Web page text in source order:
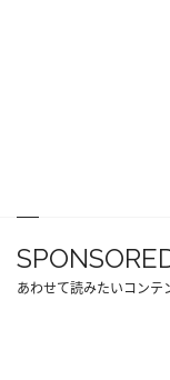
あわせて読みたいコンテ